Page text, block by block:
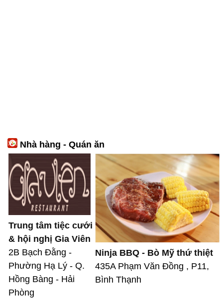
Nhà hàng - Quán ăn
Trung tâm tiệc cưới
& hội nghị Gia Viên
2B Bạch Đằng -
Phường Hạ Lý - Q.
Hồng Bàng - Hải
Phòng
Ninja BBQ - Bò Mỹ thứ thiệt
435A Phạm Văn Đồng , P11,
Bình Thạnh